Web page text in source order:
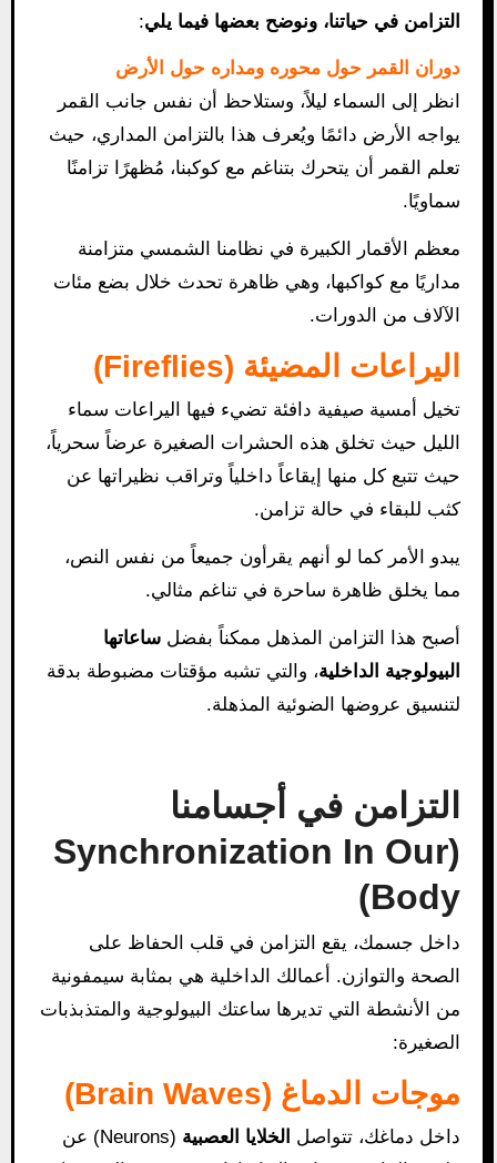
التزامن في حياتنا، ونوضح بعضها فيما يلي:
دوران القمر حول محوره ومداره حول الأرض
انظر إلى السماء ليلاً، وستلاحظ أن نفس جانب القمر
يواجه الأرض دائمًا ويُعرف هذا بالتزامن المداري، حيث
تعلم القمر أن يتحرك بتناغم مع كوكبنا، مُظهرًا تزامنًا
سماويًا.
معظم الأقمار الكبيرة في نظامنا الشمسي متزامنة
مداريًا مع كواكبها، وهي ظاهرة تحدث خلال بضع مئات
الآلاف من الدورات.
اليراعات المضيئة (Fireflies)
تخيل أمسية صيفية دافئة تضيء فيها اليراعات سماء
الليل حيث تخلق هذه الحشرات الصغيرة عرضاً سحرياً،
حيث تتبع كل منها إيقاعاً داخلياً وتراقب نظيراتها عن
كثب للبقاء في حالة تزامن.
يبدو الأمر كما لو أنهم يقرأون جميعاً من نفس النص،
مما يخلق ظاهرة ساحرة في تناغم مثالي.
أصبح هذا التزامن المذهل ممكناً بفضل ساعاتها
البيولوجية الداخلية، والتي تشبه مؤقتات مضبوطة بدقة
لتنسيق عروضها الضوئية المذهلة.
التزامن في أجسامنا
(Synchronization In Our
Body)
داخل جسمك، يقع التزامن في قلب الحفاظ على
الصحة والتوازن. أعمالك الداخلية هي بمثابة سيمفونية
من الأنشطة التي تديرها ساعتك البيولوجية والمتذبذبات
الصغيرة:
موجات الدماغ (Brain Waves)
داخل دماغك، تتواصل الخلايا العصبية
(Neurons) عن